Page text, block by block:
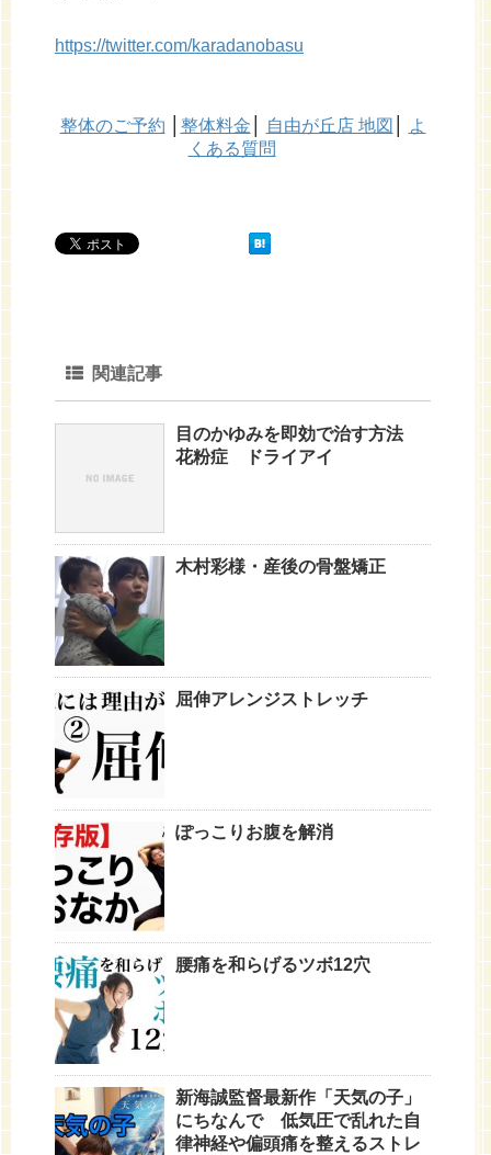
https://twitter.com/karadanobasu
整体のご予約 整体料金 自由が丘店 地図
よ
くある質問
関連記事
目のかゆみを即効で治す方法
花粉症 ドライアイ
木村彩様・産後の骨盤矯正
屈伸アレンジストレッチ
ぽっこりお腹を解消
腰痛を和らげるツボ12穴
新海誠監督最新作「天気の子」
にちなんで 低気圧で乱れた自
律神経や偏頭痛を整えるストレ